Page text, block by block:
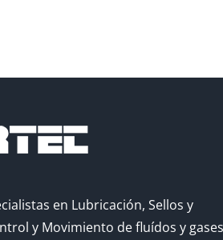
en Lubricación, Sellos y
y Movimiento de fluídos y